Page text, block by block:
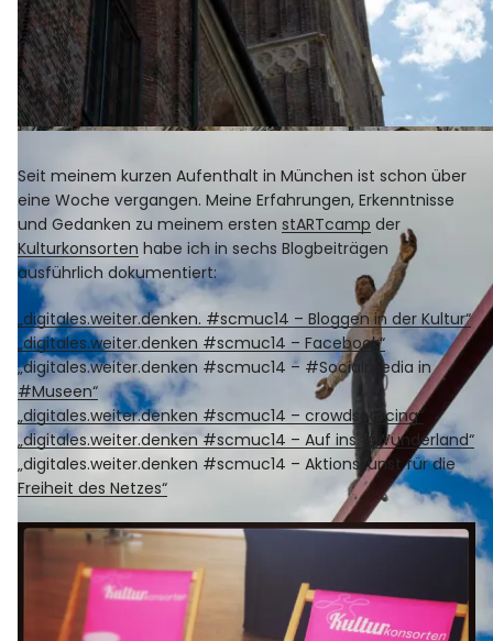
Sightseeing-Tour durch München
Seit meinem kurzen Aufenthalt in München ist schon über
eine Woche vergangen. Meine Erfahrungen, Erkenntnisse
und Gedanken zu meinem erstenstARTcamp der
Kulturkonsorten habe ich in sechs Blogbeiträgen
ausführlich dokumentiert:
„digitales.weiter.denken. #scmuc14 – Bloggen in der Kultur“
„digitales.weiter.denken #scmuc14 – Facebook“
„digitales.weiter.denken #scmuc14 – #Socialmedia in
#Museen“
„digitales.weiter.denken #scmuc14 – crowdsourcing“
„digitales.weiter.denken #scmuc14 – Auf ins #Wunderland“
„digitales.weiter.denken #scmuc14 – Aktionskunst für die
Freiheit des Netzes“